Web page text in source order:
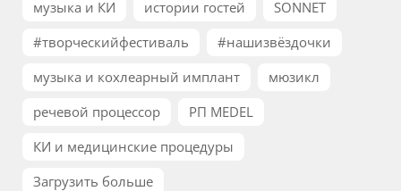
музыка и КИ
истории гостей
SONNET
#творческийфестиваль
#нашизвёздочки
музыка и кохлеарный имплант
мюзикл
речевой процессор
РП MEDEL
КИ и медицинские процедуры
Загрузить больше